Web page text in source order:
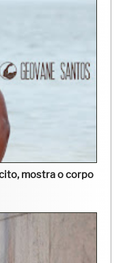
mostra o corpo